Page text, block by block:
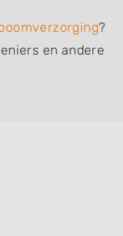
?
en andere